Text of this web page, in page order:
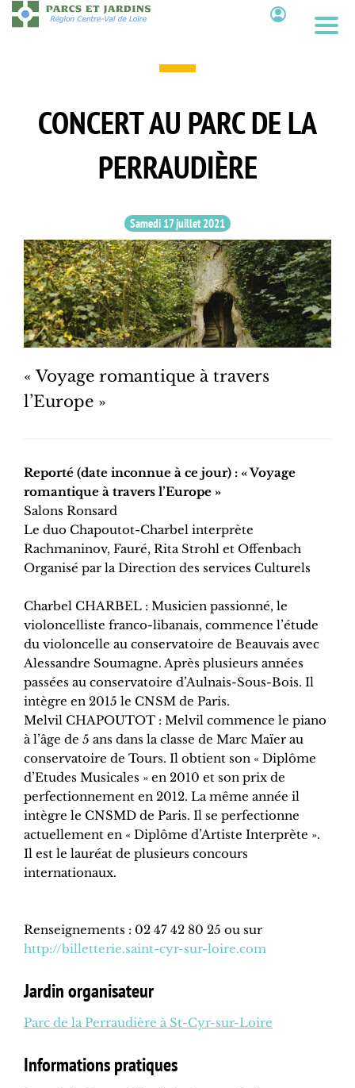
Aller
au
CONCERT AU PARC DE LA
PERRAUDIÈRE
Samedi 17 juillet 2021
« Voyage romantique à travers
l’Europe »
Reporté (date inconnue à ce jour) : « Voyage
romantique à travers l’Europe »
Salons Ronsard
Le duo Chapoutot-Charbel interprète
Rachmaninov, Fauré, Rita Strohl et Offenbach
Organisé par la Direction des services Culturels
Charbel CHARBEL : Musicien passionné, le
violoncelliste franco-libanais, commence l’étude
du violoncelle au conservatoire de Beauvais avec
Alessandre Soumagne. Après plusieurs années
passées au conservatoire d’Aulnais-Sous-Bois. Il
intègre en 2015 le CNSM de Paris.
Melvil CHAPOUTOT : Melvil commence le piano
à l’âge de 5 ans dans la classe de Marc Maïer au
conservatoire de Tours. Il obtient son « Diplôme
d’Etudes Musicales » en 2010 et son prix de
perfectionnement en 2012. La même année il
intègre le CNSMD de Paris. Il se perfectionne
actuellement en « Diplôme d’Artiste Interprète ».
Il est le lauréat de plusieurs concours
internationaux.
Renseignements : 02 47 42 80 25 ou sur
http://billetterie.saint-cyr-sur-loire.com
Jardin organisateur
Parc de la Perraudière à St-Cyr-sur-Loire
Informations pratiques